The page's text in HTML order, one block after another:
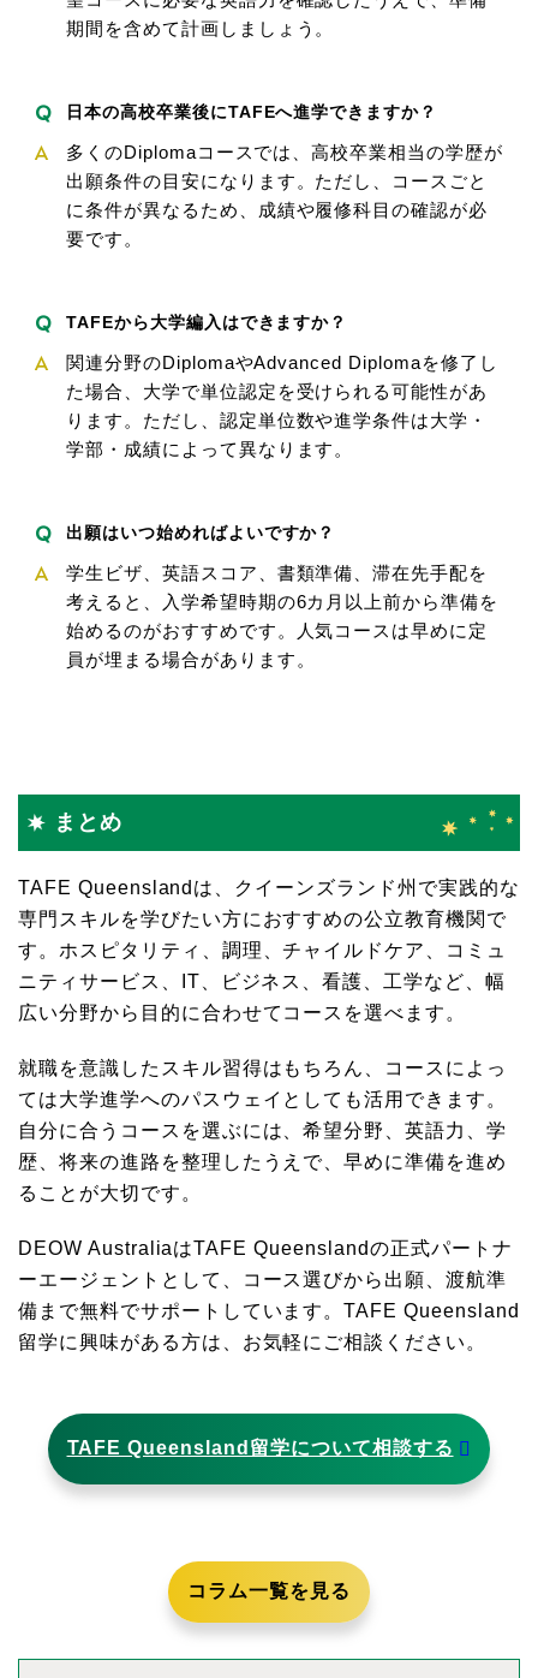
期間を含めて計画しましょう。
日本の高校卒業後にTAFEへ進学できますか？
多くのDiplomaコースでは、高校卒業相当の学歴が
出願条件の目安になります。ただし、コースごと
に条件が異なるため、成績や履修科目の確認が必
要です。
TAFEから大学編入はできますか？
関連分野のDiplomaやAdvanced Diplomaを修了し
た場合、大学で単位認定を受けられる可能性があ
ります。ただし、認定単位数や進学条件は大学・
学部・成績によって異なります。
出願はいつ始めればよいですか？
学生ビザ、英語スコア、書類準備、滞在先手配を
考えると、入学希望時期の6カ月以上前から準備を
始めるのがおすすめです。人気コースは早めに定
員が埋まる場合があります。
まとめ
TAFE Queenslandは、クイーンズランド州で実践的な
専門スキルを学びたい方におすすめの公立教育機関で
す。ホスピタリティ、調理、チャイルドケア、コミュ
ニティサービス、IT、ビジネス、看護、工学など、幅
広い分野から目的に合わせてコースを選べます。
就職を意識したスキル習得はもちろん、コースによっ
ては大学進学へのパスウェイとしても活用できます。
自分に合うコースを選ぶには、希望分野、英語力、学
歴、将来の進路を整理したうえで、早めに準備を進め
ることが大切です。
DEOW AustraliaはTAFE Queenslandの正式パートナ
ーエージェントとして、コース選びから出願、渡航準
備まで無料でサポートしています。TAFE Queensland
留学に興味がある方は、お気軽にご相談ください。
TAFE Queensland留学について相談する
コラム一覧を見る